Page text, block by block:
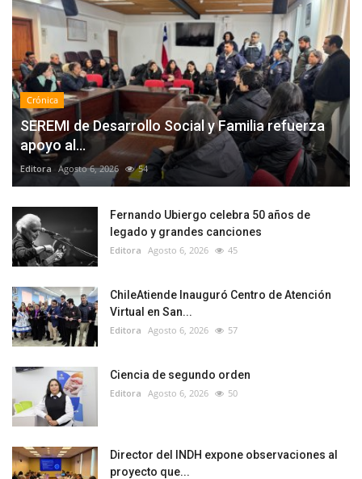
Crónica
SEREMI de Desarrollo Social y Familia refuerza
apoyo al...
Editora Agosto 6, 2026 54
Fernando Ubiergo celebra 50 años de
legado y grandes canciones
Editora Agosto 6, 2026 45
ChileAtiende Inauguró Centro de Atención
Virtual en San...
Editora Agosto 6, 2026 57
Ciencia de segundo orden
Editora Agosto 6, 2026 50
Director del INDH expone observaciones al
proyecto que...